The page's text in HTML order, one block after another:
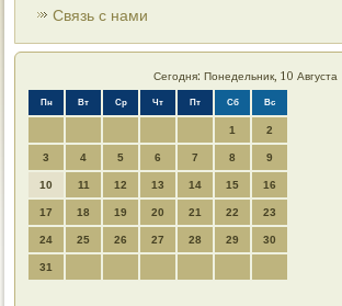
Связь с нами
Сегодня: Понедельник, 10 Августа
Пн Вт Ср Чт Пт Сб Вс
1 2
3 4 5 6 7 8 9
10 11 12 13 14 15 16
17 18 19 20 21 22 23
24 25 26 27 28 29 30
31